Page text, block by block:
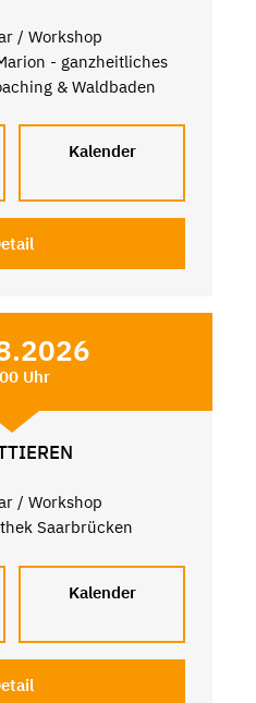
/ Workshop
- ganzheitliches
& Waldbaden
Kalender
Uhr
/ Workshop
Saarbrücken
Kalender